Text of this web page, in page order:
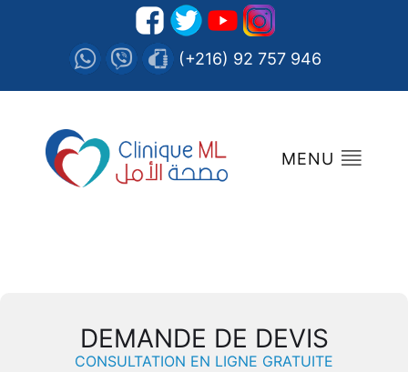
(+216) 92 757 946
MENU
DEMANDE DE DEVIS
CONSULTATION EN LIGNE GRATUITE